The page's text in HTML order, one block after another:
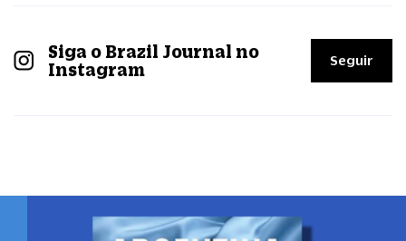
Siga o Brazil Journal no
Instagram
Seguir